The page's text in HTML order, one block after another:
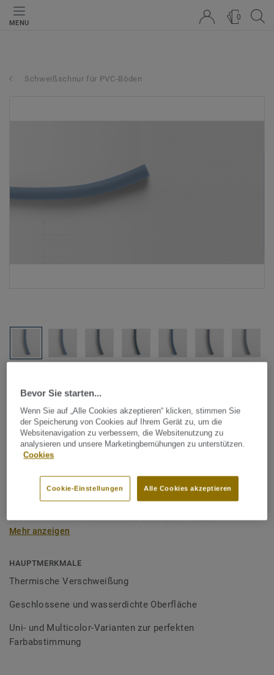
MENU
0
Schweißschnur für PVC-Böden
Tarkett Zubehör Komplettsortiment|Schweißschnüre
Schweißschnur für PVC-Böden
- Unicoloured BLUE 0782
Schweißschnüre werden zur thermischen Verschweißung
zweier PVC-Bahnen verwendet und sorgen für eine
wasserdichte und geschlossene Oberfläche, Grundlage für
perfekte Hygiene und einfache Reinigung. Tarkett
Schweißschnüre sind erhältlich in den Varianten Uni und
Bodenbelagssortiment abgestimmt. Durch die Verwendung
von Kontrastfarben lassen sich auch besondere
Mehr anzeigen
HAUPTMERKMALE
Thermische Verschweißung
Geschlossene und wasserdichte Oberfläche
Uni- und Multicolor-Varianten zur perfekten
Farbabstimmung
Bevor Sie starten...
Wenn Sie auf „Alle Cookies akzeptieren“ klicken, stimmen Sie
der Speicherung von Cookies auf Ihrem Gerät zu, um die
Websitenavigation zu verbessern, die Websitenutzung zu
analysieren und unsere Marketingbemühungen zu unterstützen.
Cookies
Alle Cookies akzeptieren
Cookie-Einstellungen